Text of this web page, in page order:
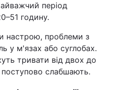
період
годину.
настрою, проблеми з
у м'язах або суглобах.
тривати від двох до
поступово слабшають.